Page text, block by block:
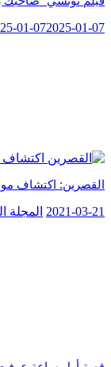
01-072025-01-07
القصرين: اكتشاف موقع
2021-03-21 المجلة